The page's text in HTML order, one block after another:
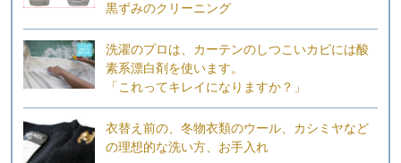
黒ずみのクリーニング
洗濯のプロは、カーテンのしつこいカビには酸
素系漂白剤を使います。
「これってキレイになりますか？」
衣替え前の、冬物衣類のウール、カシミヤなど
の理想的な洗い方、お手入れ